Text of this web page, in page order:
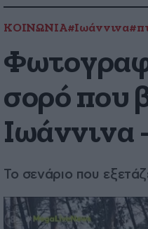
ΚΟΙΝΩΝΙΑ#Ιωάννινα
σορό που
Ιωάννινα
Το σενάριο που